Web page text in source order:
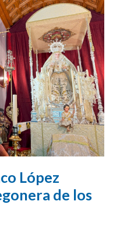
López
de los
Canal Antifraude
Avisos legales
Política de Cookies